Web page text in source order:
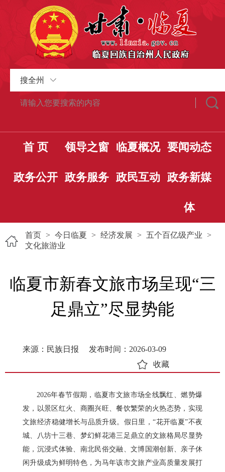
搜全州
首 页 领导之窗 临夏概况 要闻动态
政务公开 政务服务 政民互动 政务新媒
体
首页 > 今日临夏 > 经济发展 > 五个百亿级产业 >
文化旅游业
临夏市新春文旅市场呈现“三
足鼎立”尽显势能
来源：民族日报
发布时间：2026-03-09
收藏
2026年春节假期，临夏市文旅市场全线飘红、燃势爆
发，以景区红火、商圈兴旺、餐饮繁荣的火热态势，实现
文旅经济稳健增长与品质升级。假日里，“花开临夏”不夜
城、八坊十三巷、梦幻鲜花港三足鼎立的文旅格局尽显势
能，沉浸式体验、南北民俗交融、文博国潮创新、亲子休
闲升级成为鲜明特色，为马年该市文旅产业高质量发展打